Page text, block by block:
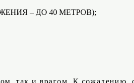
– ДО 40 МЕТРОВ);
так и врагом. К